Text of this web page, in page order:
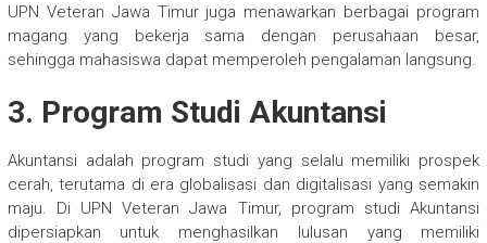
UPN Veteran Jawa Timur juga menawarkan berbagai program
magang yang bekerja sama dengan perusahaan besar,
sehingga mahasiswa dapat memperoleh pengalaman langsung.
3. Program Studi Akuntansi
Akuntansi adalah program studi yang selalu memiliki prospek
cerah, terutama di era globalisasi dan digitalisasi yang semakin
maju. Di UPN Veteran Jawa Timur, program studi Akuntansi
dipersiapkan untuk menghasilkan lulusan yang memiliki